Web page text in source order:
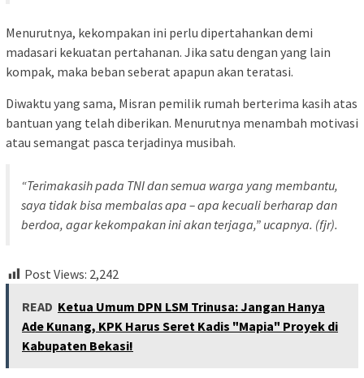
Menurutnya, kekompakan ini perlu dipertahankan demi
madasari kekuatan pertahanan. Jika satu dengan yang lain
kompak, maka beban seberat apapun akan teratasi.
Diwaktu yang sama, Misran pemilik rumah berterima kasih atas
bantuan yang telah diberikan. Menurutnya menambah motivasi
atau semangat pasca terjadinya musibah.
“Terimakasih pada TNI dan semua warga yang membantu,
saya tidak bisa membalas apa – apa kecuali berharap dan
berdoa, agar kekompakan ini akan terjaga,” ucapnya. (fjr).
Post Views: 2,242
READ Ketua Umum DPN LSM Trinusa: Jangan Hanya
Ade Kunang, KPK Harus Seret Kadis "Mapia" Proyek di
Kabupaten Bekasi!